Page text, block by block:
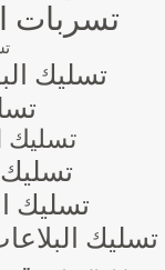
تسربات
تسليك
تسليك
تسليك
تسليك
تسليك